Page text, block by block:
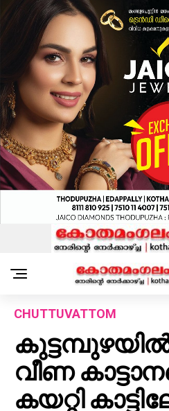
CHUTTUVATTOM
വീണ
കയറ്റി